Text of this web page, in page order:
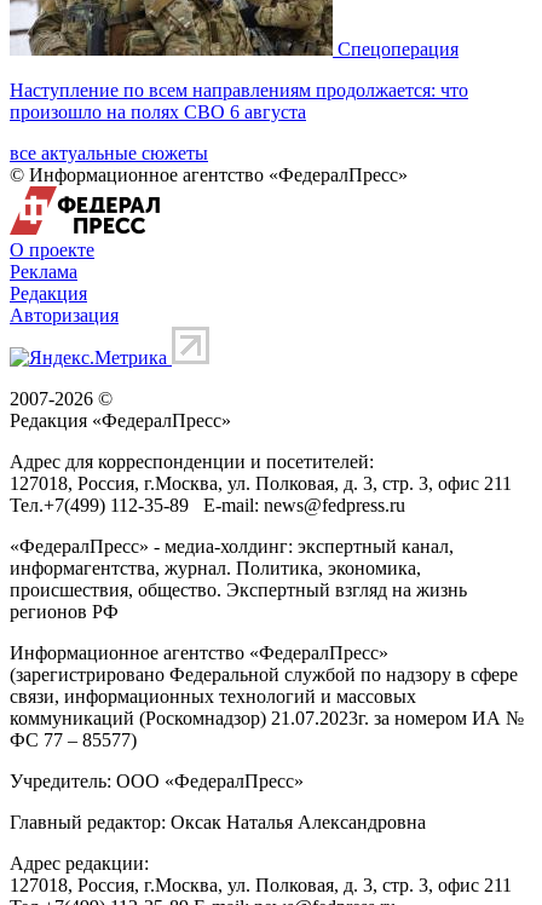
Спецоперация
Наступление по всем направлениям продолжается: что
произошло на полях СВО 6 августа
все актуальные сюжеты
© Информационное агентство «ФедералПресс»
О проекте
Реклама
Редакция
Авторизация
2007-2026 ©
Редакция «ФедералПресс»
Адрес для корреспонденции и посетителей:
127018, Россия, г.Москва, ул. Полковая, д. 3, стр. 3, офис 211
Тел.+7(499) 112-35-89 E-mail: news@fedpress.ru
«ФедералПресс» - медиа-холдинг: экспертный канал,
информагентства, журнал. Политика, экономика,
происшествия, общество. Экспертный взгляд на жизнь
регионов РФ
Информационное агентство «ФедералПресс»
(зарегистрировано Федеральной службой по надзору в сфере
связи, информационных технологий и массовых
коммуникаций (Роскомнадзор) 21.07.2023г. за номером ИА №
ФС 77 – 85577)
Учредитель: ООО «ФедералПресс»
Главный редактор: Оксак Наталья Александровна
Адрес редакции:
127018, Россия, г.Москва, ул. Полковая, д. 3, стр. 3, офис 211